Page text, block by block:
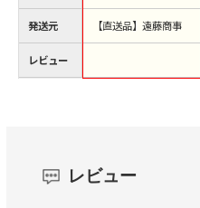
発送元
レビュー
【直送品】遠藤商事
レビュー